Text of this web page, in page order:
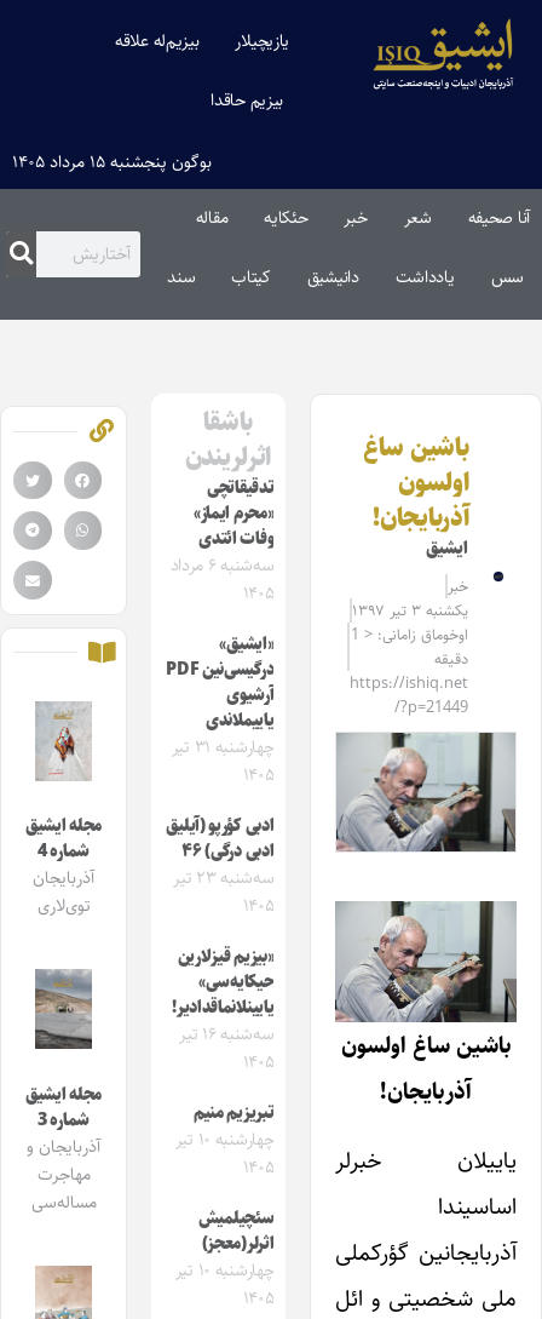
یازیچیلار بیزیم‌له علاقه
بیزیم حاقدا
بوگون پنجشنبه ۱۵ مرداد ۱۴۰۵
آنا صحیفه شعر خبر حئکایه مقاله‌
سس یادداشت دانیشیق کیتاب سند
باشین ساغ
اولسون
آذربایجان!
ایشیق
خبر
یکشنبه ۳ تیر ۱۳۹۷
اوخوماق زامانی: < 1
دقیقه
https://ishiq.net
/?p=21449
باشین ساغ اولسون
آذربایجان!
یاییلان خبرلر
اساسیندا
آذربایجانین گؤرکملی
ملی شخصیتی و ائل
باشقا
اثرلریندن
تدقیقاتچی
«محرم ایماز»
وفات ائتدی
سه‌شنبه ۶ مرداد
۱۴۰۵
«ایشیق»
درگیسی‌نین PDF
آرشیوی
یاییملاندی
چهارشنبه ۳۱ تیر
۱۴۰۵
ادبی کؤرپو (آیلیق
ادبی درگی) ۴۶
سه‌شنبه ۲۳ تیر
۱۴۰۵
«بیزیم قیزلارین
حیکایه‌سی»
یایینلانماقدادیر!
سه‌شنبه ۱۶ تیر
۱۴۰۵
تبریزیم منیم
چهارشنبه ۱۰ تیر
۱۴۰۵
سئچیلمیش
اثرلر(معجز)
چهارشنبه ۱۰ تیر
۱۴۰۵
مجله ایشیق
شماره 4
آذربایجان
توی‌لاری
مجله ایشیق
شماره 3
آذربایجان و
مهاجرت
مساله‌سی